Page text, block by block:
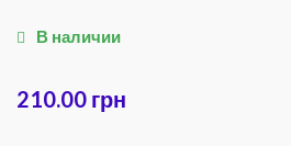
В наличии
210.00 грн